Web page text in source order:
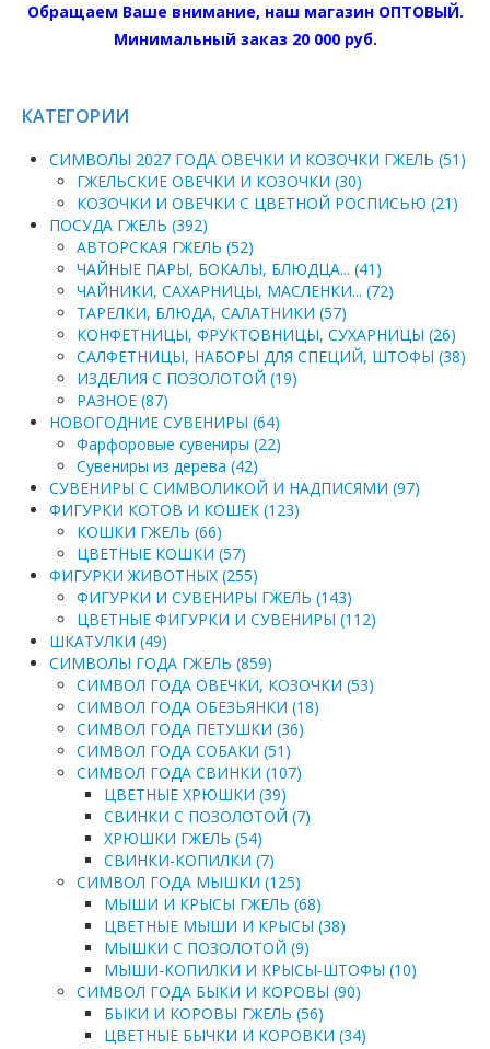
Обращаем Ваше внимание, наш магазин ОПТОВЫЙ.
Минимальный заказ 20 000 руб.
КАТЕГОРИИ
СИМВОЛЫ 2027 ГОДА ОВЕЧКИ И КОЗОЧКИ ГЖЕЛЬ (51)
ГЖЕЛЬСКИЕ ОВЕЧКИ И КОЗОЧКИ (30)
КОЗОЧКИ И ОВЕЧКИ С ЦВЕТНОЙ РОСПИСЬЮ (21)
ПОСУДА ГЖЕЛЬ (392)
АВТОРСКАЯ ГЖЕЛЬ (52)
ЧАЙНЫЕ ПАРЫ, БОКАЛЫ, БЛЮДЦА... (41)
ЧАЙНИКИ, САХАРНИЦЫ, МАСЛЕНКИ... (72)
ТАРЕЛКИ, БЛЮДА, САЛАТНИКИ (57)
КОНФЕТНИЦЫ, ФРУКТОВНИЦЫ, СУХАРНИЦЫ (26)
САЛФЕТНИЦЫ, НАБОРЫ ДЛЯ СПЕЦИЙ, ШТОФЫ (38)
ИЗДЕЛИЯ С ПОЗОЛОТОЙ (19)
РАЗНОЕ (87)
НОВОГОДНИЕ СУВЕНИРЫ (64)
Фарфоровые сувениры (22)
Сувениры из дерева (42)
СУВЕНИРЫ С СИМВОЛИКОЙ И НАДПИСЯМИ (97)
ФИГУРКИ КОТОВ И КОШЕК (123)
КОШКИ ГЖЕЛЬ (66)
ЦВЕТНЫЕ КОШКИ (57)
ФИГУРКИ ЖИВОТНЫХ (255)
ФИГУРКИ И СУВЕНИРЫ ГЖЕЛЬ (143)
ЦВЕТНЫЕ ФИГУРКИ И СУВЕНИРЫ (112)
ШКАТУЛКИ (49)
СИМВОЛЫ ГОДА ГЖЕЛЬ (859)
СИМВОЛ ГОДА ОВЕЧКИ, КОЗОЧКИ (53)
СИМВОЛ ГОДА ОБЕЗЬЯНКИ (18)
СИМВОЛ ГОДА ПЕТУШКИ (36)
СИМВОЛ ГОДА СОБАКИ (51)
СИМВОЛ ГОДА СВИНКИ (107)
ЦВЕТНЫЕ ХРЮШКИ (39)
СВИНКИ С ПОЗОЛОТОЙ (7)
ХРЮШКИ ГЖЕЛЬ (54)
СВИНКИ-КОПИЛКИ (7)
СИМВОЛ ГОДА МЫШКИ (125)
МЫШИ И КРЫСЫ ГЖЕЛЬ (68)
ЦВЕТНЫЕ МЫШИ И КРЫСЫ (38)
МЫШКИ С ПОЗОЛОТОЙ (9)
МЫШИ-КОПИЛКИ И КРЫСЫ-ШТОФЫ (10)
СИМВОЛ ГОДА БЫКИ И КОРОВЫ (90)
БЫКИ И КОРОВЫ ГЖЕЛЬ (56)
ЦВЕТНЫЕ БЫЧКИ И КОРОВКИ (34)